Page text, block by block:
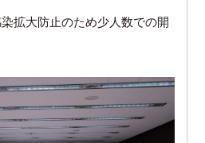
拡大防止のため少人数での開